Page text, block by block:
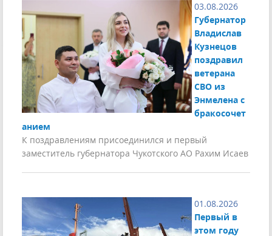
03.08.2026
Губернатор
Владислав
Кузнецов
поздравил
ветерана
СВО из
Энмелена с
бракосочет
анием
К поздравлениям присоединился и первый
заместитель губернатора Чукотского АО Рахим Исаев
01.08.2026
Первый в
этом году